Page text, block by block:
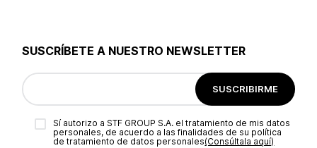
SUSCRÍBETE A NUESTRO NEWSLETTER
SUSCRIBIRME
Sí autorizo a STF GROUP S.A. el tratamiento de mis datos
personales, de acuerdo a las finalidades de su política
de tratamiento de datos personales‎(Consúltala aquí)